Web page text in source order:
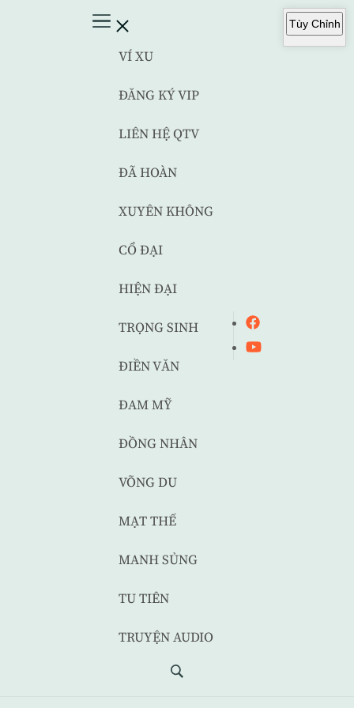
VÍ XU
ĐĂNG KÝ VIP
LIÊN HỆ QTV
ĐÃ HOÀN
XUYÊN KHÔNG
CỔ ĐẠI
HIỆN ĐẠI
TRỌNG SINH
ĐIỀN VĂN
ĐAM MỸ
ĐỒNG NHÂN
VÕNG DU
MẠT THẾ
MANH SỦNG
TU TIÊN
TRUYỆN AUDIO
Tùy Chỉnh